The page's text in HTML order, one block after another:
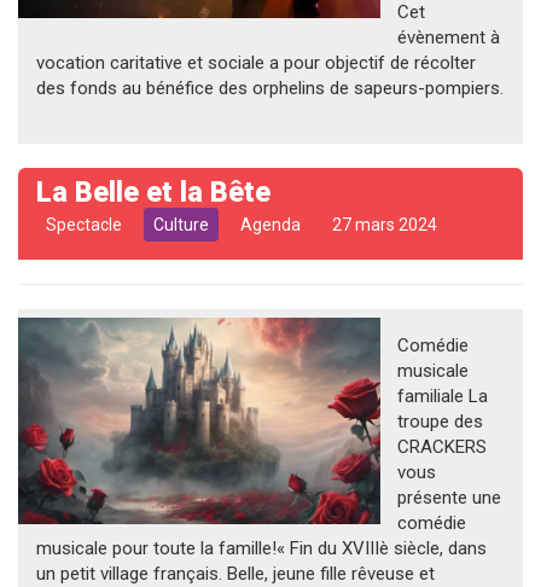
Cet
évènement à
vocation caritative et sociale a pour objectif de récolter
des fonds au bénéfice des orphelins de sapeurs-pompiers.
La Belle et la Bête
Spectacle Culture Agenda 27 mars 2024
Comédie
musicale
familiale La
troupe des
CRACKERS
vous
présente une
comédie
musicale pour toute la famille!« Fin du XVIIIè siècle, dans
un petit village français. Belle, jeune fille rêveuse et